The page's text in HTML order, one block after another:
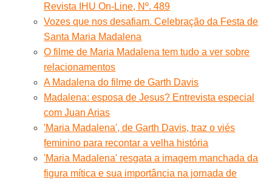
Revista IHU On-Line, Nº. 489
Vozes que nos desafiam. Celebração da Festa de
Santa Maria Madalena
O filme de Maria Madalena tem tudo a ver sobre
relacionamentos
A Madalena do filme de Garth Davis
Madalena: esposa de Jesus? Entrevista especial
com Juan Arias
'Maria Madalena', de Garth Davis, traz o viés
feminino para recontar a velha história
'Maria Madalena' resgata a imagem manchada da
figura mítica e sua importância na jornada de